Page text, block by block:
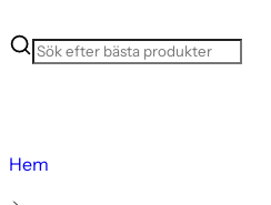
Hem